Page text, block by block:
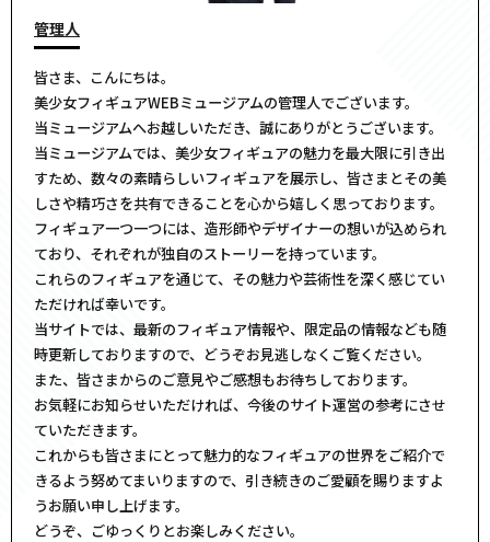
管理人
皆さま、こんにちは。
美少女フィギュアWEBミュージアムの管理人でございます。
当ミュージアムへお越しいただき、誠にありがとうございます。
当ミュージアムでは、美少女フィギュアの魅力を最大限に引き出
すため、数々の素晴らしいフィギュアを展示し、皆さまとその美
しさや精巧さを共有できることを心から嬉しく思っております。
フィギュア一つ一つには、造形師やデザイナーの想いが込められ
ており、それぞれが独自のストーリーを持っています。
これらのフィギュアを通じて、その魅力や芸術性を深く感じてい
ただければ幸いです。
当サイトでは、最新のフィギュア情報や、限定品の情報なども随
時更新しておりますので、どうぞお見逃しなくご覧ください。
また、皆さまからのご意見やご感想もお待ちしております。
お気軽にお知らせいただければ、今後のサイト運営の参考にさせ
ていただきます。
これからも皆さまにとって魅力的なフィギュアの世界をご紹介で
きるよう努めてまいりますので、引き続きのご愛顧を賜りますよ
うお願い申し上げます。
どうぞ、ごゆっくりとお楽しみください。